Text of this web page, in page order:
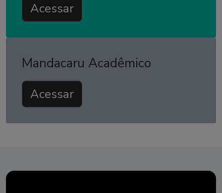
Acessar
Mandacaru Acadêmico
Acessar